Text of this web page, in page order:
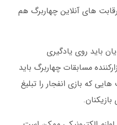
های آنلاین چهاربرگ هم
باید روی یادگیری
مسابقات چهاربرگ باید
که بازی انفجار را تبلیغ